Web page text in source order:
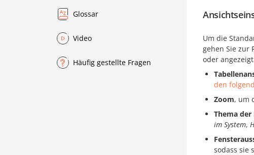
Glossar
Video
Häufig gestellte Fragen
Um die
gehen Sie zur
oder
den
Zoom, um
Thema
im System,
sodass sie